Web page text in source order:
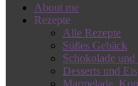
About me
Rezepte
Alle Rezepte
Süßes Gebäck
Schokolade
Desserts und Eis
Marmelade,